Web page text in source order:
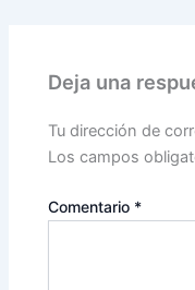
Deja una
Tu dirección de
Los campos
Comentario *